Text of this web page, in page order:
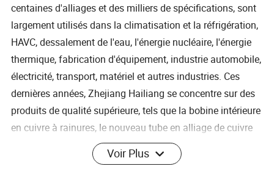
centaines d'alliages et des milliers de spécifications, sont
largement utilisés dans la climatisation et la réfrigération,
HAVC, dessalement de l'eau, l'énergie nucléaire, l'énergie
thermique, fabrication d'équipement, industrie automobile,
électricité, transport, matériel et autres industries. Ces
dernières années, Zhejiang Hailiang se concentre sur des
produits de qualité supérieure, tels que la bobine intérieure
en cuivre à rainures, le nouveau tube en alliage de cuivre
et la barre en cuivre sans plomb, qui ont permis
d'optimiser de plus en plus la structure des produits.
Voir Plus